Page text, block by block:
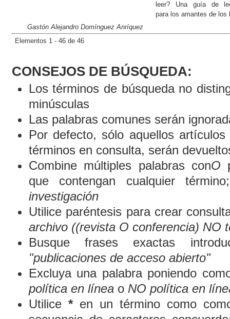
leer? Una guía de
para los amantes de los
Gastón Alejandro Domínguez Anríquez
Elementos 1 - 46 de 46
CONSEJOS DE BÚSQUEDA:
Los términos de búsqueda no
minúsculas
Las palabras comunes serán
Por defecto, sólo aquellos artículos
términos en consulta, serán
Combine múltiples palabras conO
que contengan cualquier
investigación
Utilice paréntesis para crear
archivo ((revista O conferencia) NO
Busque frases exactas
"publicaciones de acceso abierto"
Excluya una palabra poniendo
política en líneao NO política en
Utilice *en un término como